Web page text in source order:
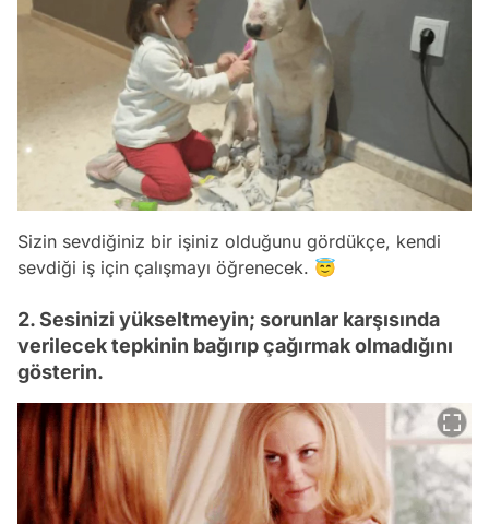
Sizin sevdiğiniz bir işiniz olduğunu gördükçe, kendi
sevdiği iş için çalışmayı öğrenecek. 😇
2. Sesinizi yükseltmeyin; sorunlar karşısında
verilecek tepkinin bağırıp çağırmak olmadığını
gösterin.